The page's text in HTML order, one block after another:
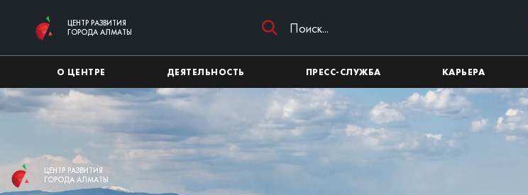
ЦЕНТР РАЗВИТИЯ
ГОРОДА АЛМАТЫ
О ЦЕНТРЕ ДЕЯТЕЛЬНОСТЬ ПРЕСС-СЛУЖБА КАРЬЕРА
ЦЕНТР РАЗВИТИЯ
ГОРОДА АЛМАТЫ